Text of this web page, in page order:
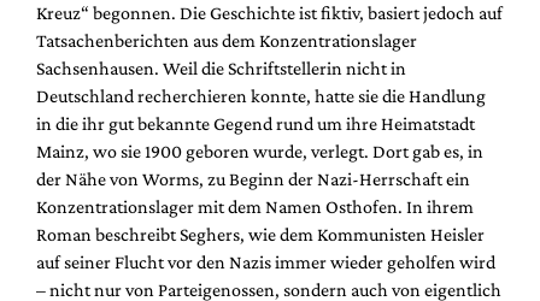
Kreuz“ begonnen. Die Geschichte ist fiktiv, basiert jedoch auf
Tatsachenberichten aus dem Konzentrationslager
Sachsenhausen. Weil die Schriftstellerin nicht in
Deutschland recherchieren konnte, hatte sie die Handlung
in die ihr gut bekannte Gegend rund um ihre Heimatstadt
Mainz, wo sie 1900 geboren wurde, verlegt. Dort gab es, in
der Nähe von Worms, zu Beginn der Nazi-Herrschaft ein
Konzentrationslager mit dem Namen Osthofen. In ihrem
Roman beschreibt Seghers, wie dem Kommunisten Heisler
auf seiner Flucht vor den Nazis immer wieder geholfen wird
– nicht nur von Parteigenossen, sondern auch von eigentlich